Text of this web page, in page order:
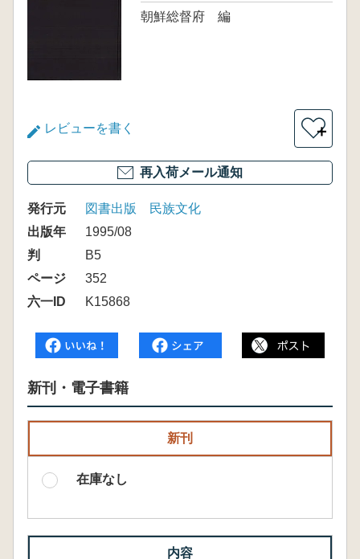
朝鮮総督府 編
レビューを書く ＋
再入荷メール通知
発行元
図書出版 民族文化
出版年
1995/08
判
B5
ページ
352
六一ID
K15868
新刊・電子書籍
新刊
在庫なし
内容